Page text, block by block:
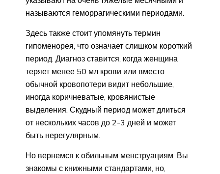
называются геморрагическими периодами.
Здесь также стоит упомянуть термин
гипоменорея, что означает слишком короткий
период. Диагноз ставится, когда женщина
теряет менее 50 мл крови или вместо
обычной кровопотери видит небольшие,
иногда коричневатые, кровянистые
выделения. Скудный период может длиться
от нескольких часов до 2-3 дней и может
быть нерегулярным.
Но вернемся к обильным менструациям. Вы
знакомы с книжными стандартами, но,